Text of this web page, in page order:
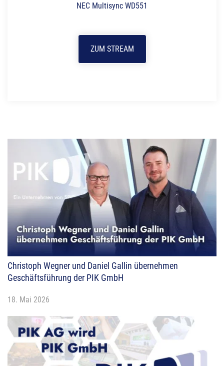
NEC Multisync WD551
ZUM STREAM
Christoph Wegner und Daniel Gallin übernehmen
Geschäftsführung der PIK GmbH
18. Mai 2026